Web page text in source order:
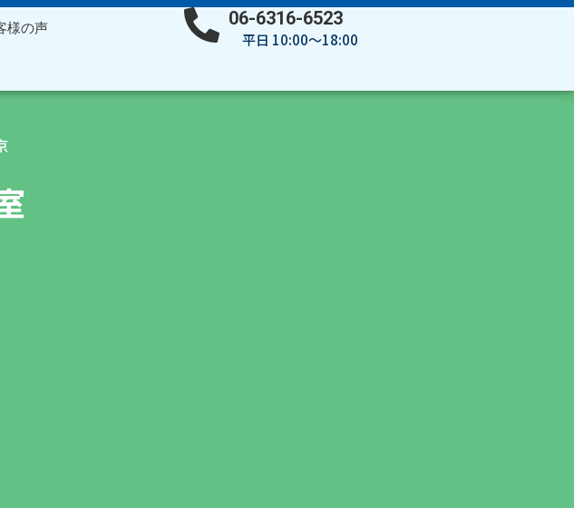
様の声 06-6316-6523
平日 10:00～18:00